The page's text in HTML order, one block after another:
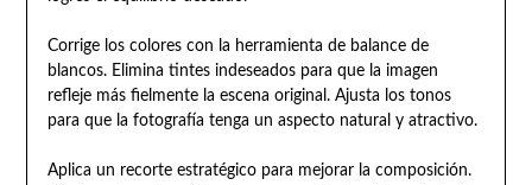
Corrige los colores con la herramienta de balance de
blancos. Elimina tintes indeseados para que la imagen
refleje más fielmente la escena original. Ajusta los tonos
para que la fotografía tenga un aspecto natural y atractivo.
Aplica un recorte estratégico para mejorar la composición.